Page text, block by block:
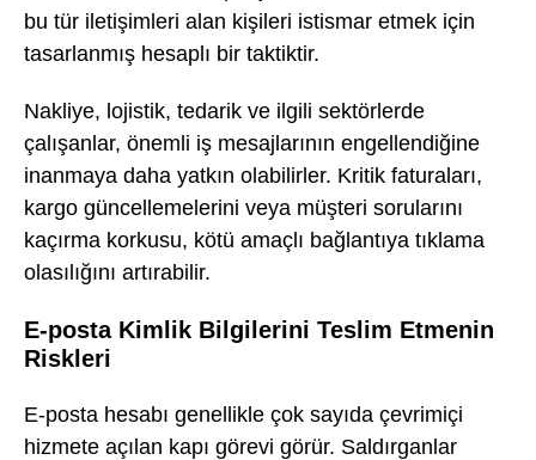
bu tür iletişimleri alan kişileri istismar etmek için
tasarlanmış hesaplı bir taktiktir.
Nakliye, lojistik, tedarik ve ilgili sektörlerde
çalışanlar, önemli iş mesajlarının engellendiğine
inanmaya daha yatkın olabilirler. Kritik faturaları,
kargo güncellemelerini veya müşteri sorularını
kaçırma korkusu, kötü amaçlı bağlantıya tıklama
olasılığını artırabilir.
E-posta Kimlik Bilgilerini Teslim Etmenin
Riskleri
E-posta hesabı genellikle çok sayıda çevrimiçi
hizmete açılan kapı görevi görür. Saldırganlar